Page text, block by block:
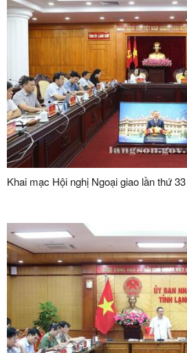
Khai mạc Hội nghị Ngoại giao lần thứ 33